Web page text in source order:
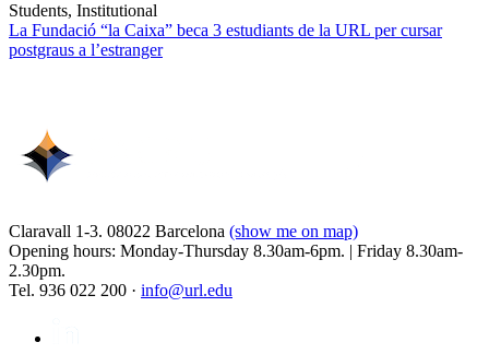
Students, Institutional
La Fundació “la Caixa” beca 3 estudiants de la URL per cursar
postgraus a l’estranger
Claravall 1-3. 08022 Barcelona (show me on map)
Opening hours: Monday-Thursday 8.30am-6pm. | Friday 8.30am-
2.30pm.
Tel. 936 022 200 · info@url.edu